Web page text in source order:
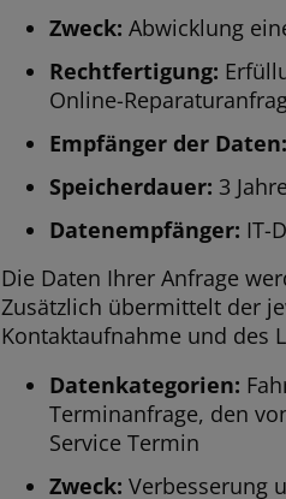
Zweck: Abwicklung
Rechtfertigung:
Online-
Empfänger der Daten:
Speicherdauer: 3 Jahre
Datenempfänger: IT-
Die Daten Ihrer Anfrage
Zusätzlich übermittelt der
Kontaktaufnahme und des
Datenkategorien:
Terminanfrage, den
Service Termin
Zweck: Verbesserung